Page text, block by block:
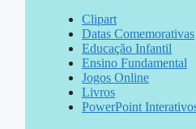
Clipart
Datas Comemorativas
Educação Infantil
Ensino Fundamental
Jogos Online
Livros
PowerPoint